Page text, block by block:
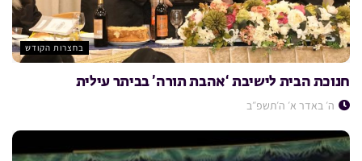
בחצרות הקודש
חנוכת הבית לישיבת ‘אהבת תורה’ בביתר עילית
ה׳ באדר א׳ ה׳תשפ״ב